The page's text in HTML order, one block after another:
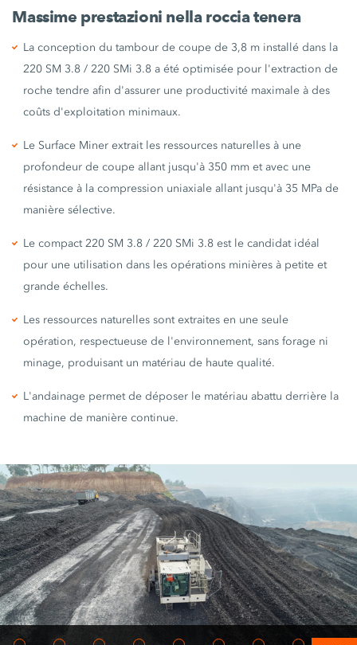
Massime prestazioni nella roccia tenera
La conception du tambour de coupe de 3,8 m installé dans la
220 SM 3.8 / 220 SMi 3.8 a été optimisée pour l'extraction de
roche tendre afin d'assurer une productivité maximale à des
coûts d'exploitation minimaux.
Le Surface Miner extrait les ressources naturelles à une
profondeur de coupe allant jusqu'à 350 mm et avec une
résistance à la compression uniaxiale allant jusqu'à 35 MPa de
manière sélective.
Le compact 220 SM 3.8 / 220 SMi 3.8 est le candidat idéal
pour une utilisation dans les opérations minières à petite et
grande échelles.
Les ressources naturelles sont extraites en une seule
opération, respectueuse de l'environnement, sans forage ni
minage, produisant un matériau de haute qualité.
L'andainage permet de déposer le matériau abattu derrière la
machine de manière continue.